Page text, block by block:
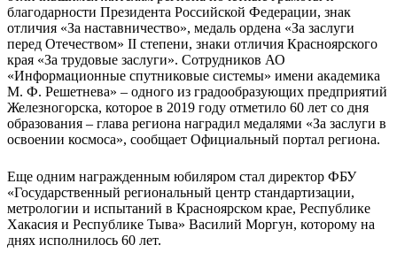
благодарности Президента Российской Федерации, знак
отличия «За наставничество», медаль ордена «За заслуги
перед Отечеством» II степени, знаки отличия Красноярского
края «За трудовые заслуги». Сотрудников АО
«Информационные спутниковые системы» имени академика
М. Ф. Решетнева» – одного из градообразующих предприятий
Железногорска, которое в 2019 году отметило 60 лет со дня
образования – глава региона наградил медалями «За заслуги в
освоении космоса», сообщает Официальный портал региона.
Еще одним награжденным юбиляром стал директор ФБУ
«Государственный региональный центр стандартизации,
метрологии и испытаний в Красноярском крае, Республике
Хакасия и Республике Тыва» Василий Моргун, которому на
днях исполнилось 60 лет.